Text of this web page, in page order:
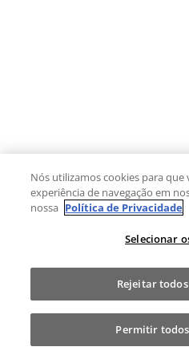
Nós utilizamos cookies para
experiência de navegação em
nossa Política de Privacidade
Selecionar
Rejeitar
Permitir